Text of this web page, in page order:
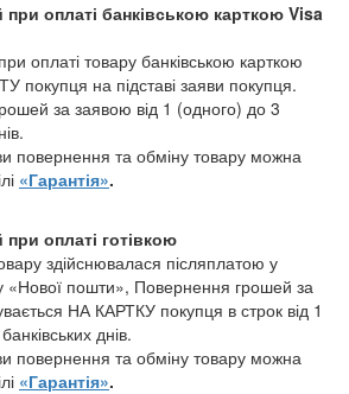
оплаті банківською карткою Visa
оплаті товару банківською карткою
покупця на підставі заяви покупця.
за заявою від 1 (одного) до 3
повернення та обміну товару можна
«Гарантія».
оплаті готівкою
здійснювалася післяплатою у
«Нової пошти», Повернення грошей за
НА КАРТКУ покупця в строк від 1
днів.
повернення та обміну товару можна
«Гарантія».